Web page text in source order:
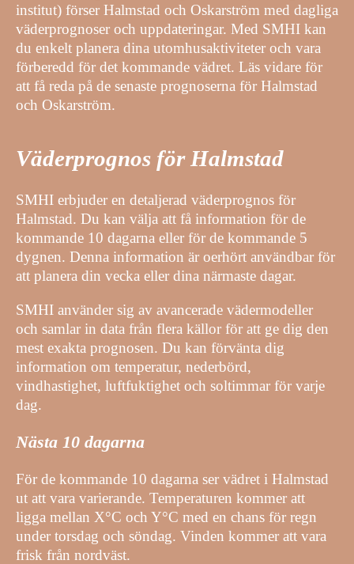
institut) förser Halmstad och Oskarström med dagliga
väderprognoser och uppdateringar. Med SMHI kan
du enkelt planera dina utomhusaktiviteter och vara
förberedd för det kommande vädret. Läs vidare för
att få reda på de senaste prognoserna för Halmstad
och Oskarström.
Väderprognos för Halmstad
SMHI erbjuder en detaljerad väderprognos för
Halmstad. Du kan välja att få information för de
kommande 10 dagarna eller för de kommande 5
dygnen. Denna information är oerhört användbar för
att planera din vecka eller dina närmaste dagar.
SMHI använder sig av avancerade vädermodeller
och samlar in data från flera källor för att ge dig den
mest exakta prognosen. Du kan förvänta dig
information om temperatur, nederbörd,
vindhastighet, luftfuktighet och soltimmar för varje
dag.
Nästa 10 dagarna
För de kommande 10 dagarna ser vädret i Halmstad
ut att vara varierande. Temperaturen kommer att
ligga mellan X°C och Y°C med en chans för regn
under torsdag och söndag. Vinden kommer att vara
frisk från nordväst.